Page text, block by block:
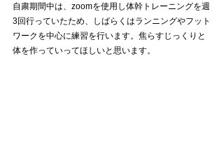
自粛期間中は、zoomを使用し体幹トレーニングを週
3回行っていたため、しばらくはランニングやフット
ワークを中心に練習を行います。焦らすじっくりと
体を作っていってほしいと思います。